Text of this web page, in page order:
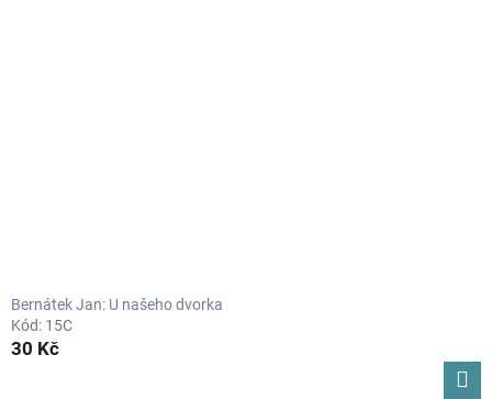
Bernátek Jan: U našeho dvorka
Kód: 15C
30 Kč